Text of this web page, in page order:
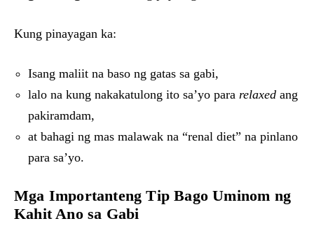
Kung pinayagan ka:
Isang maliit na baso ng gatas sa gabi,
lalo na kung nakakatulong ito sa’yo para relaxed ang
pakiramdam,
at bahagi ng mas malawak na “renal diet” na pinlano
para sa’yo.
Mga Importanteng Tip Bago Uminom ng
Kahit Ano sa Gabi